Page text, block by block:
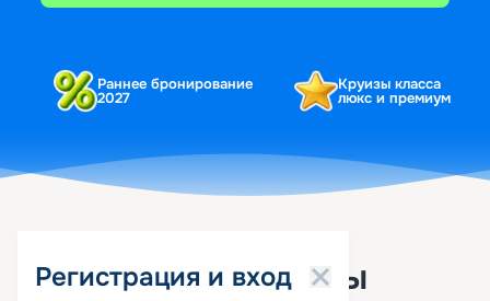
Раннее бронирование
2027
Круизы класса
люкс и премиум
Регистрация и вход
Популярные круизы